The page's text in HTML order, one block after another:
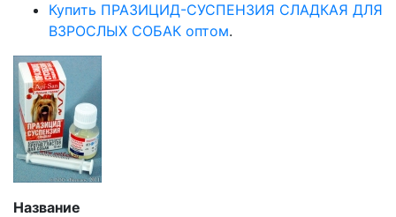
Купить ПРАЗИЦИД-СУСПЕНЗИЯ СЛАДКАЯ ДЛЯ
ВЗРОСЛЫХ СОБАК оптом.
Название